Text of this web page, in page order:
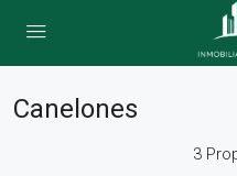
Canelones
3